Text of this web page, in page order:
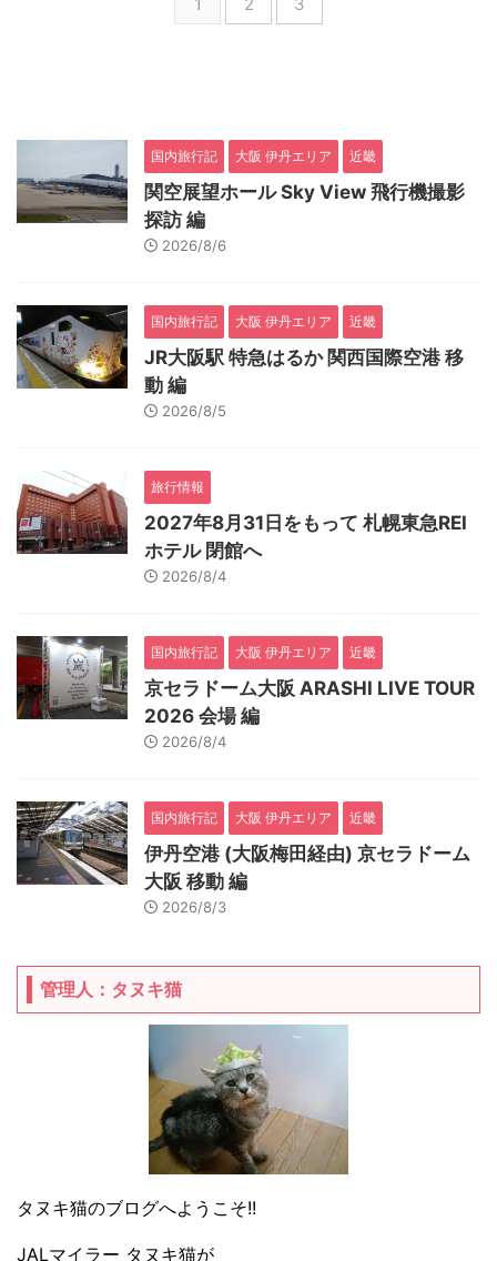
国内旅行記 大阪 伊丹エリア 近畿
関空展望ホール Sky View 飛行機撮影
探訪 編
2026/8/6
国内旅行記 大阪 伊丹エリア 近畿
JR大阪駅 特急はるか 関西国際空港 移
動 編
2026/8/5
旅行情報
2027年8月31日をもって 札幌東急REI
ホテル 閉館へ
2026/8/4
国内旅行記 大阪 伊丹エリア 近畿
京セラドーム大阪 ARASHI LIVE TOUR
2026 会場 編
2026/8/4
国内旅行記 大阪 伊丹エリア 近畿
伊丹空港 (大阪梅田経由) 京セラドーム
大阪 移動 編
2026/8/3
管理人：タヌキ猫
タヌキ猫のブログへようこそ!!
JALマイラー タヌキ猫が